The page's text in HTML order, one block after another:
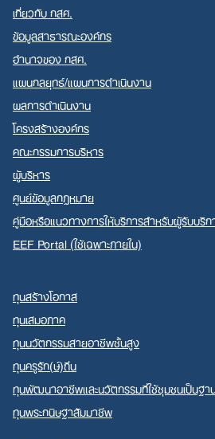
เกี่ยวกับ กสศ.
ข้อมูลสาธารณะองค์กร
อำนาจของ กสศ.
แผนกลยุทธ์/แผนการดำเนินงาน
ผลการดำเนินงาน
โครงสร้างองค์กร
คณะกรรมการบริหาร
ผู้บริหาร
ศูนย์ข้อมูลกฎหมาย
คู่มือหรือแนวทางการให้บริการสำหรับผู้รับบริ
EEF Portal (ใช้เฉพาะภายใน)
ทุนสร้างโอกาส
ทุนเสมอภาค
ทุนนวัตกรรมสายอาชีพชั้นสูง
ทุนครูรัก(ษ์)ถิ่น
ทุนพัฒนาอาชีพและนวัตกรรมที่ใช้ชุมชนเป็นฐา
ทุนพระกนิษฐาสัมมาชีพ